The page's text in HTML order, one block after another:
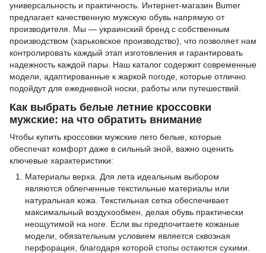
универсальность и практичность. Интернет-магазин Bumer
предлагает качественную мужскую обувь напрямую от
производителя. Мы — украинский бренд с собственным
производством (харьковское производство), что позволяет нам
контролировать каждый этап изготовления и гарантировать
надежность каждой пары. Наш каталог содержит современные
модели, адаптированные к жаркой погоде, которые отлично
подойдут для ежедневной носки, работы или путешествий.
Как выбрать белые летние кроссовки
мужские: на что обратить внимание
Чтобы купить кроссовки мужские лето белые, которые
обеспечат комфорт даже в сильный зной, важно оценить
ключевые характеристики:
Материалы верха. Для лета идеальным выбором
являются облегченные текстильные материалы или
натуральная кожа. Текстильная сетка обеспечивает
максимальный воздухообмен, делая обувь практически
неощутимой на ноге. Если вы предпочитаете кожаные
модели, обязательным условием является сквозная
перфорация, благодаря которой стопы остаются сухими.